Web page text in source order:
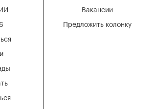
Вакансии
Предложить колонку